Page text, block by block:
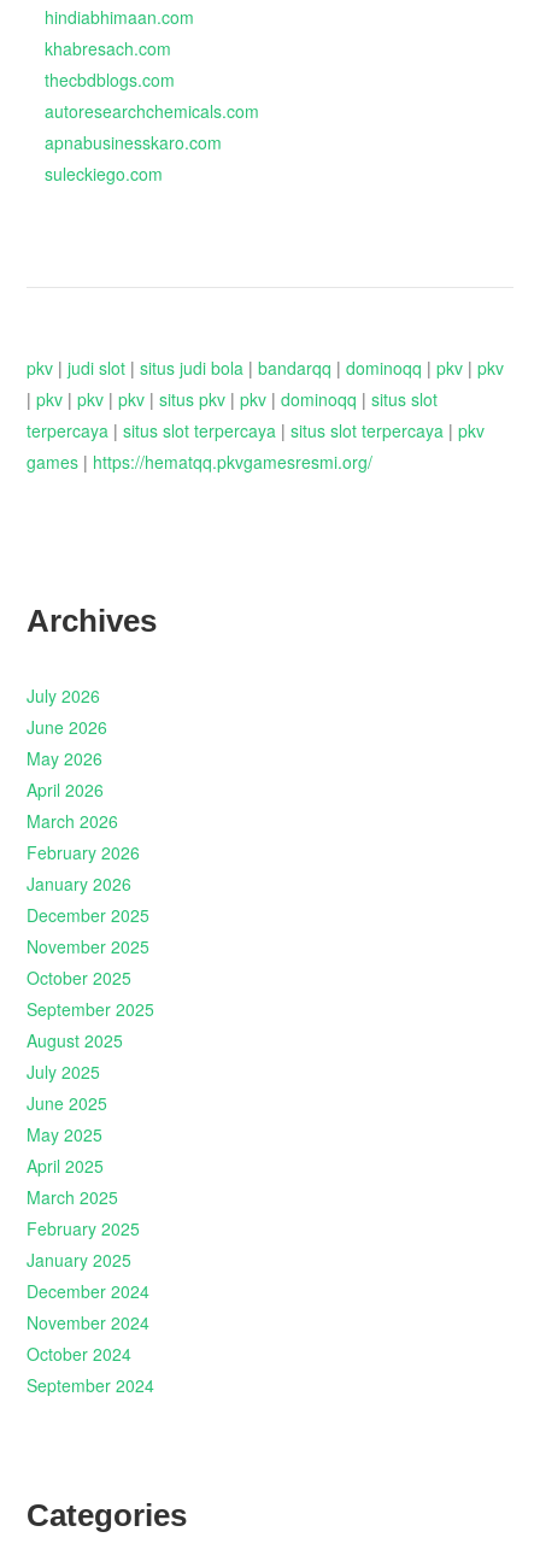
hindiabhimaan.com
khabresach.com
thecbdblogs.com
autoresearchchemicals.com
apnabusinesskaro.com
suleckiego.com
pkv |judi slot |situs judi bola |bandarqq |dominoqq |pkv |pkv
|pkv |pkv |pkv |situs pkv |pkv |dominoqq |situs slot
terpercaya |situs slot terpercaya |situs slot terpercaya |pkv
games | https://hematqq.pkvgamesresmi.org/
Archives
July 2026
June 2026
May 2026
April 2026
March 2026
February 2026
January 2026
December 2025
November 2025
October 2025
September 2025
August 2025
July 2025
June 2025
May 2025
April 2025
March 2025
February 2025
January 2025
December 2024
November 2024
October 2024
September 2024
Categories